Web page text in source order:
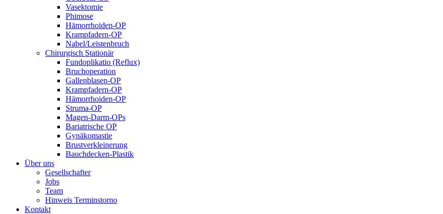
Vasektomie
Phimose
Hämorrhoiden-OP
Krampfadern-OP
Nabel/Leistenbruch
Chirurgisch Stationär
Fundoplikatio (Reflux)
Bruchoperation
Gallenblasen-OP
Krampfadern-OP
Hämorrhoiden-OP
Struma-OP
Magen-Darm-OPs
Bariatrische OP
Gynäkomastie
Brustverkleinerung
Bauchdecken-Plastik
Über uns
Gesellschafter
Jobs
Team
Hinweis Terminstorno
Kontakt